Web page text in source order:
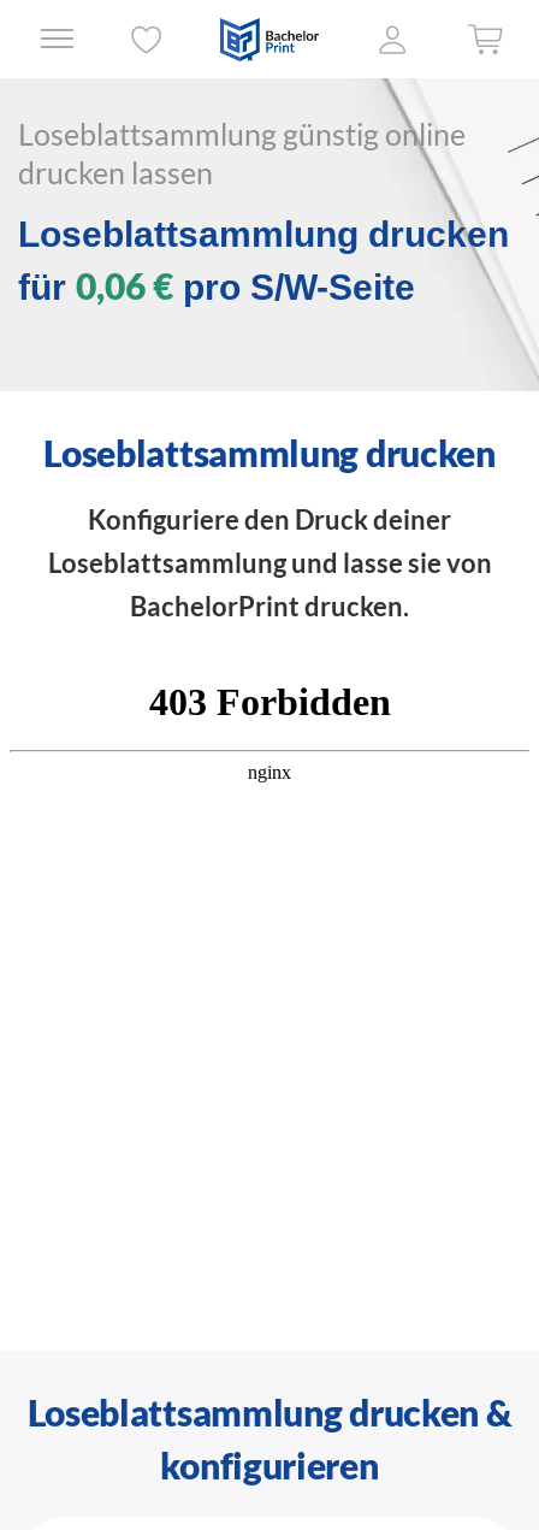
Loseblattsammlung günstig online
drucken lassen
Loseblattsammlung drucken
für 0,06 € pro S/W-Seite
Loseblattsammlung drucken
Konfiguriere den Druck deiner
Loseblattsammlung und lasse sie von
BachelorPrint drucken.
Loseblattsammlung drucken &
konfigurieren